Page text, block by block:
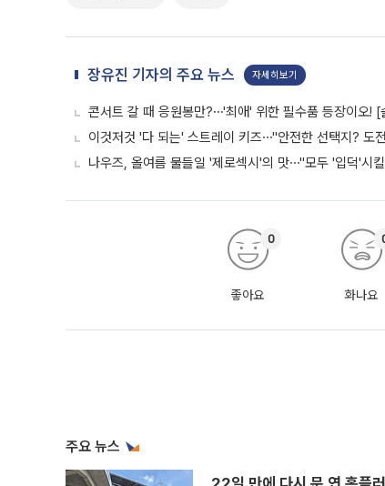
장유진 기자의 주요 뉴스 자세히보기
콘서트 갈 때 응원봉만?⋯'최애' 위한 필수품 등장이오! [
이것저것 '다 되는' 스트레이 키즈⋯"안전한 선택지? 도
나우즈, 올여름 물들일 '제로섹시'의 맛⋯"모두 '입덕'시
좋아요
0
화나요
주요 뉴스